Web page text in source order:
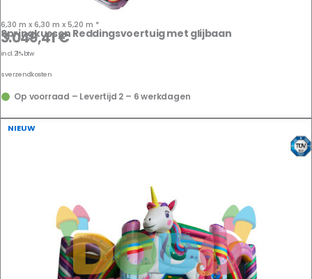
Springkussen Reddingsvoertuig met glijbaan
6,30 m x 6,30 m x 5,20 m *
3.049,41€
incl. 21% btw
verzendkosten
Op voorraad – Levertijd 2 – 6 werkdagen
NIEUW